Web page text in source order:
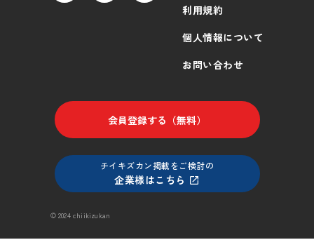
利用規約
個人情報について
お問い合わせ
会員登録する（無料）
チイキズカン掲載をご検討の
企業様はこちら
© 2024 chiikizukan